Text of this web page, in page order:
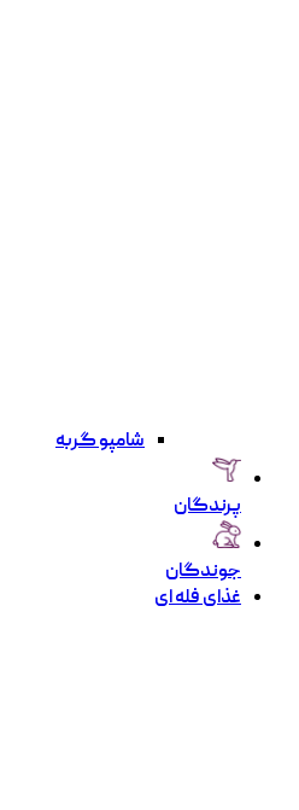
شامپو گربه
پرندگان
جوندگان
غذای فله ای